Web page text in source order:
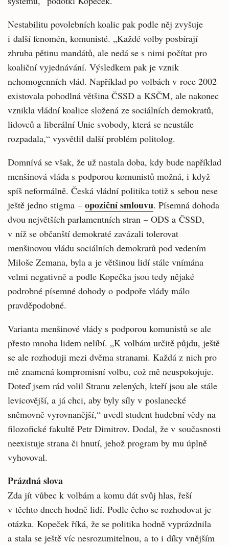
Nestabilitu povolebních koalic pak podle něj zvyšuje
i další fenomén, komunisté. „Každé volby posbírají
zhruba pětinu mandátů, ale nedá se s nimi počítat pro
koaliční vyjednávání. Výsledkem pak je vznik
nehomogenních vlád. Například po volbách v roce 2002
existovala pohodlná většina ČSSD a KSČM, ale nakonec
vznikla vládní koalice složená ze sociálních demokratů,
lidovců a liberální Unie svobody, která se neustále
rozpadala,“ vysvětlil další problém politolog.
Domnívá se však, že už nastala doba, kdy bude například
menšinová vláda s podporou komunistů možná, i když
spíš neformálně. Česká vládní politika totiž s sebou nese
ještě jedno stigma – opoziční smlouvu. Písemná dohoda
dvou největších parlamentních stran – ODS a ČSSD,
v níž se občanští demokraté zavázali tolerovat
menšinovou vládu sociálních demokratů pod vedením
Miloše Zemana, byla a je většinou lidí stále vnímána
velmi negativně a podle Kopečka jsou tedy nějaké
podrobné písemné dohody o podpoře vlády málo
pravděpodobné.
Varianta menšinové vlády s podporou komunistů se ale
přesto mnoha lidem nelíbí. „K volbám určitě půjdu, ještě
se ale rozhoduji mezi dvěma stranami. Každá z nich pro
mě znamená kompromisní volbu, což mě neuspokojuje.
Doteď jsem rád volil Stranu zelených, kteří jsou ale stále
levicovější, a já chci, aby byly síly v poslanecké
sněmovně vyrovnanější,“ uvedl student hudební vědy na
filozofické fakultě Petr Dimitrov. Dodal, že v současnosti
neexistuje strana či hnutí, jehož program by mu úplně
vyhovoval.
Prázdná slova
Zda jít vůbec k volbám a komu dát svůj hlas, řeší
v těchto dnech hodně lidí. Podle čeho se rozhodovat je
otázka. Kopeček říká, že se politika hodně vyprázdnila
a stala se ještě víc nesrozumitelnou, a to i díky vnějším